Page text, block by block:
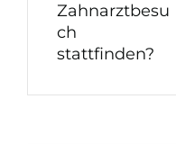
Zahnarztbesu
ch
stattfinden?